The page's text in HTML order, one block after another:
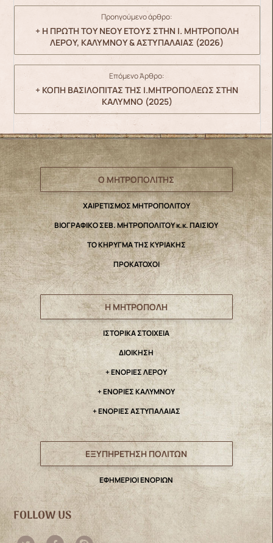
Προηγούμενο άρθρο:
+ Η ΠΡΩΤΗ ΤΟΥ ΝΕΟΥ ΕΤΟΥΣ ΣΤΗΝ Ι. ΜΗΤΡΟΠΟΛΗ
ΛΕΡΟΥ, ΚΑΛΥΜΝΟΥ & ΑΣΤΥΠΑΛΑΙΑΣ (2026)
Επόμενο Άρθρο:
+ ΚΟΠΗ ΒΑΣΙΛΟΠΙΤΑΣ ΤΗΣ Ι.ΜΗΤΡΟΠΟΛΕΩΣ ΣΤΗΝ
ΚΑΛΥΜΝΟ (2025)
Ο ΜΗΤΡΟΠΟΛΙΤΗΣ
ΧΑΙΡΕΤΙΣΜΟΣ ΜΗΤΡΟΠΟΛΙΤΟΥ
ΒΙΟΓΡΑΦΙΚΟ ΣΕΒ. ΜΗΤΡΟΠΟΛΙΤΟΥ κ.κ. ΠΑΙΣΙΟΥ
ΤΟ ΚΗΡΥΓΜΑ ΤΗΣ ΚΥΡΙΑΚΗΣ
ΠΡΟΚΑΤΟΧΟΙ
Η ΜΗΤΡΟΠΟΛΗ
IΣΤΟΡΙΚΑ ΣΤΟΙΧΕΙΑ
ΔΙΟΙΚΗΣΗ
+ ΕΝΟΡΙΕΣ ΛΕΡΟΥ
+ ΕΝΟΡΙΕΣ ΚΑΛΥΜΝΟΥ
+ ΕΝΟΡΙΕΣ ΑΣΤΥΠΑΛΑΙΑΣ
ΕΞΥΠΗΡΕΤΗΣΗ ΠΟΛΙΤΩΝ
ΕΦΗΜΕΡΙΟΙ ΕΝΟΡΙΩΝ
FOLLOW US